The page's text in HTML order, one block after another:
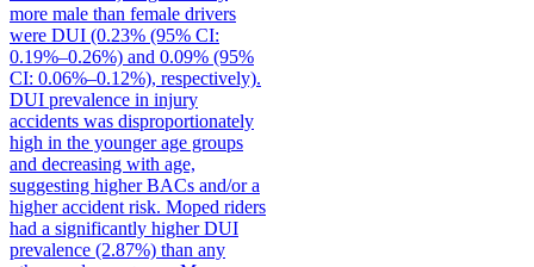
more male than female drivers
were DUI (0.23% (95% CI:
0.19%–0.26%) and 0.09% (95%
CI: 0.06%–0.12%), respectively).
DUI prevalence in injury
accidents was disproportionately
high in the younger age groups
and decreasing with age,
suggesting higher BACs and/or a
higher accident risk. Moped riders
had a significantly higher DUI
prevalence (2.87%) than any